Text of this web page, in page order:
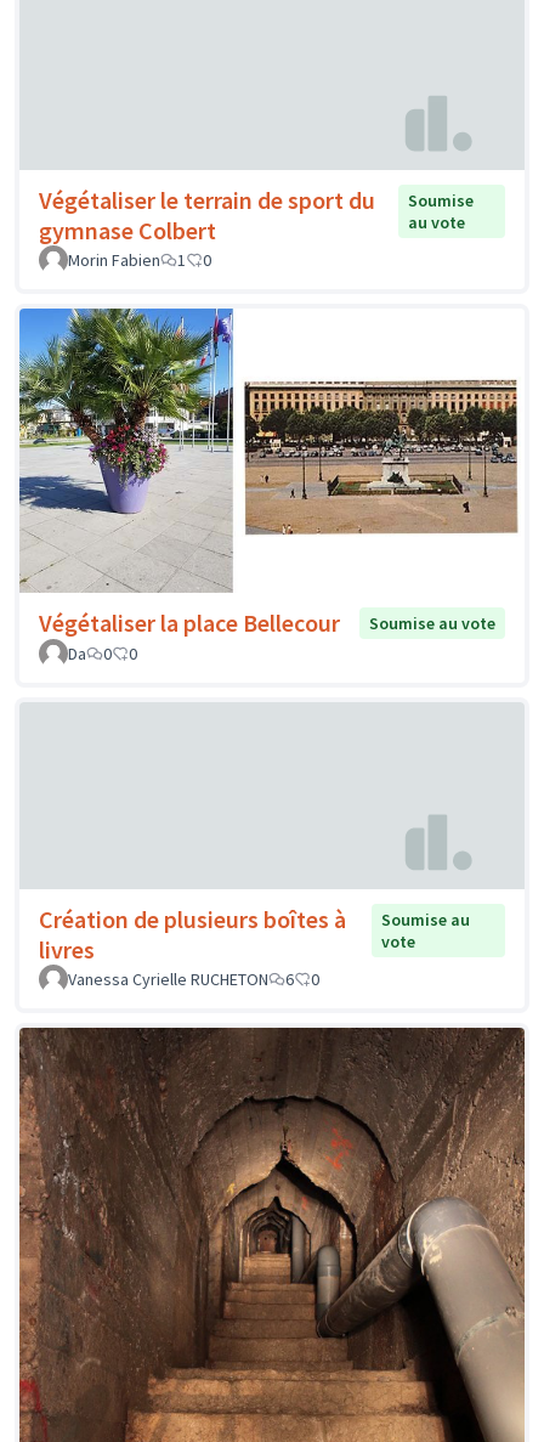
Végétaliser le terrain de sport du
gymnase Colbert
Soumise
au vote
Morin Fabien
1 0
Végétaliser la place Bellecour
Soumise au vote
Da
0 0
Création de plusieurs boîtes à
livres
Soumise au
vote
Vanessa Cyrielle RUCHETON
6 0